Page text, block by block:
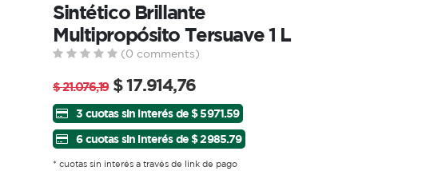
Sintético Brillante
Multipropósito Tersuave 1 L
(0 comments)
$21.076,19 $17.914,76
3 cuotas sin interés de $ 5971.59
6 cuotas sin interés de $ 2985.79
* cuotas sin interés a través de link de pago